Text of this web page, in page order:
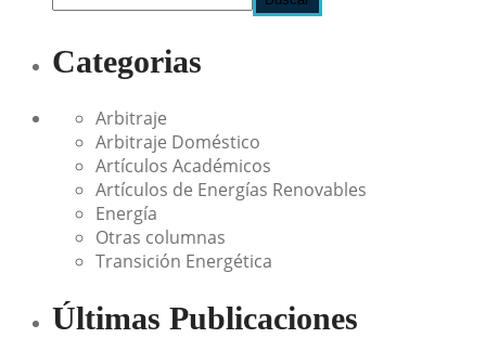
Categorias
Arbitraje
Arbitraje Doméstico
Artículos Académicos
Artículos de Energías Renovables
Energía
Otras columnas
Transición Energética
Últimas Publicaciones